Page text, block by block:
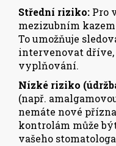
Střední riziko: Pro
mezizubním
To umožňuje
intervenovat dříve,
vyplňování.
Nízké riziko
(např.
nemáte nové
kontrolám může
vašeho